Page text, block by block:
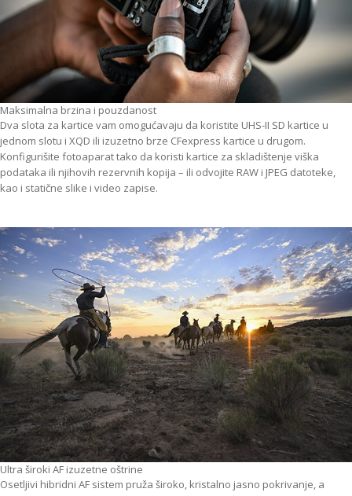
Maksimalna brzina i pouzdanost
Dva slota za kartice vam omogućavaju da koristite UHS-II SD kartice u
jednom slotu i XQD ili izuzetno brze CFexpress kartice u drugom.
Konfigurišite fotoaparat tako da koristi kartice za skladištenje viška
podataka ili njihovih rezervnih kopija – ili odvojite RAW i JPEG datoteke,
kao i statične slike i video zapise.
Ultra široki AF izuzetne oštrine
Osetljivi hibridni AF sistem pruža široko, kristalno jasno pokrivanje, a